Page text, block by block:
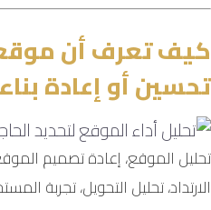
كيف تعرف أن
تحسين أو إعادة
تحليل الموقع، إعادة تصميم
الارتداد، تحليل التحويل، تجربة